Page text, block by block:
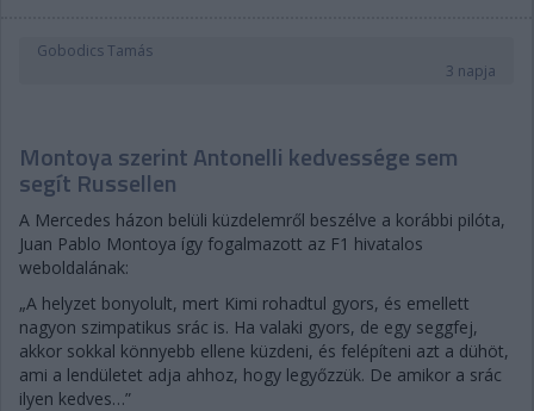
Gobodics Tamás
3 napja
Montoya szerint Antonelli kedvessége sem
segít Russellen
A Mercedes házon belüli küzdelemről beszélve a korábbi pilóta,
Juan Pablo Montoya így fogalmazott az F1 hivatalos
weboldalának:
„A helyzet bonyolult, mert Kimi rohadtul gyors, és emellett
nagyon szimpatikus srác is. Ha valaki gyors, de egy seggfej,
akkor sokkal könnyebb ellene küzdeni, és felépíteni azt a dühöt,
ami a lendületet adja ahhoz, hogy legyőzzük. De amikor a srác
ilyen kedves…”